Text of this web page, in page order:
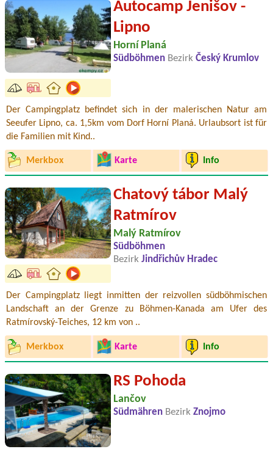
Autocamp Jenišov -
Lipno
Horní Planá
Südböhmen Bezirk Český Krumlov
Der Campingplatz befindet sich in der malerischen Natur am
Seeufer Lipno, ca. 1,5km vom Dorf Horní Planá. Urlaubsort ist für
die Familien mit Kind..
Merkbox Karte Info
Chatový tábor Malý
Ratmírov
Malý Ratmírov
Südböhmen
Bezirk Jindřichův Hradec
Der Campingplatz liegt inmitten der reizvollen südböhmischen
Landschaft an der Grenze zu Böhmen-Kanada am Ufer des
Ratmírovský-Teiches, 12 km von ..
Merkbox Karte Info
RS Pohoda
Lančov
Südmähren Bezirk Znojmo